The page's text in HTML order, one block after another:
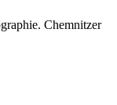
Chemnitzer